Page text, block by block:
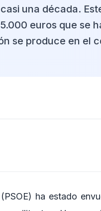
una década.
euros que se
se produce en el
ha estado